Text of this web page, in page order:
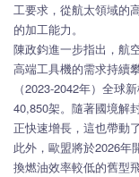
工要求，從航太領域的
的加工能力。
陳政鈞進一步指出，航
高端工具機的需求持續
（2023-2042年）全球
40,850架。隨著國境解
正快速增長，這也帶動
此外，歐盟將於2026年
換燃油效率較低的舊型